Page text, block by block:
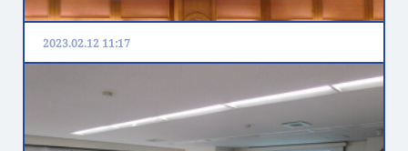
政治セミナー参加レポート
2023.02.12 11:17